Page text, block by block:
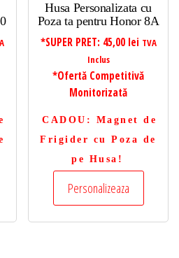
Husa Personalizata cu
Poza ta pentru Honor 8A
*SUPER PRET: 45,00 lei TVA
Inclus
*Ofertă Competitivă
Monitorizată
CADOU : Magnet de
Frigider cu Poza de
pe Husa!
Personalizeaza